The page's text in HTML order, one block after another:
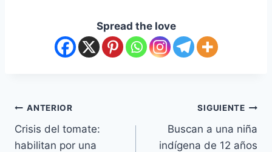
Spread the love
ANTERIOR
Crisis del tomate:
habilitan por una
SIGUIENTE
Buscan a una niña
indígena de 12 años